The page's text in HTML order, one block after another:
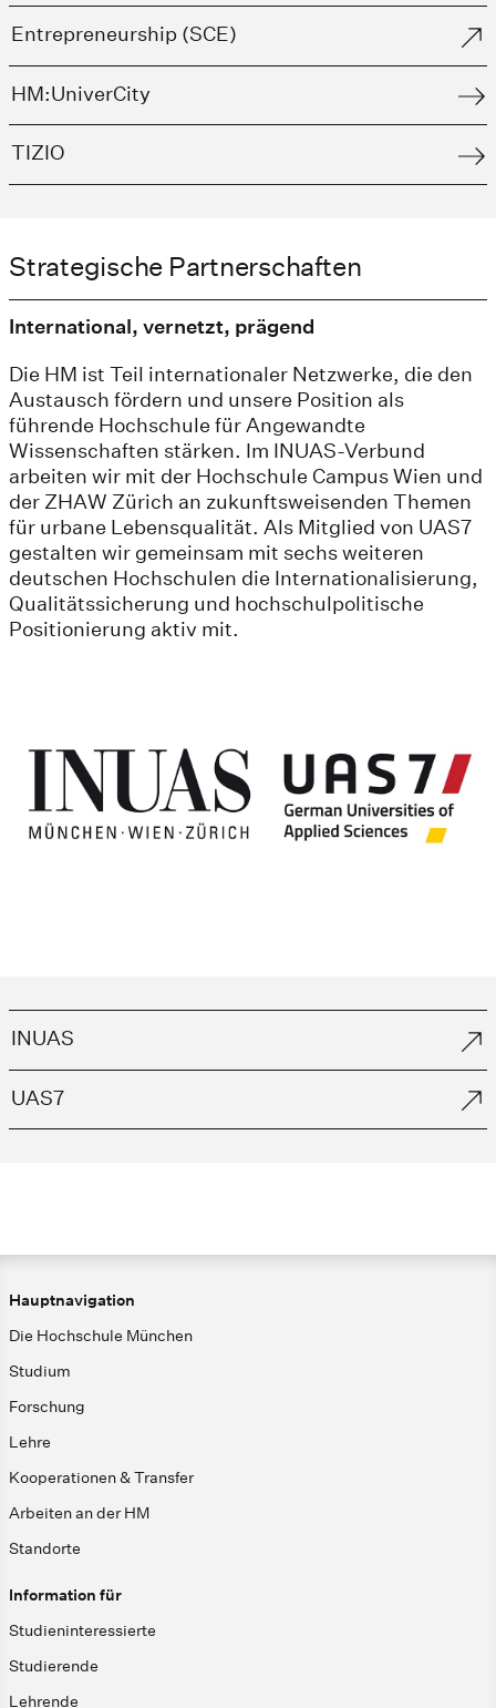
Entrepreneurship (SCE)
HM:UniverCity
TIZIO
Strategische Partnerschaften
International, vernetzt, prägend
Die HM ist Teil internationaler Netzwerke, die den
Austausch fördern und unsere Position als
führende Hochschule für Angewandte
Wissenschaften stärken. Im INUAS-Verbund
arbeiten wir mit der Hochschule Campus Wien und
der ZHAW Zürich an zukunftsweisenden Themen
für urbane Lebensqualität. Als Mitglied von UAS7
gestalten wir gemeinsam mit sechs weiteren
deutschen Hochschulen die Internationalisierung,
Qualitätssicherung und hochschulpolitische
Positionierung aktiv mit.
INUAS
UAS7
Hauptnavigation
Die Hochschule München
Studium
Forschung
Lehre
Kooperationen & Transfer
Arbeiten an der HM
Standorte
Information für
Studieninteressierte
Studierende
Lehrende